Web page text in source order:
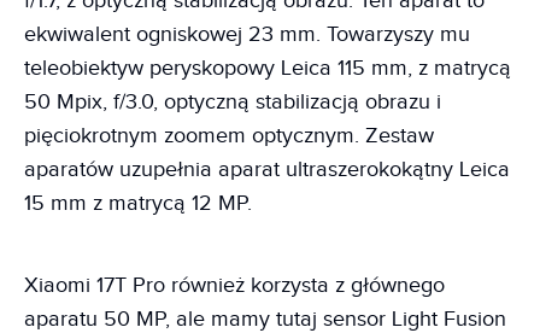
ekwiwalent ogniskowej 23 mm. Towarzyszy mu
teleobiektyw peryskopowy Leica 115 mm, z matrycą
50 Mpix, f/3.0, optyczną stabilizacją obrazu i
pięciokrotnym zoomem optycznym. Zestaw
aparatów uzupełnia aparat ultraszerokokątny Leica
15 mm z matrycą 12 MP.
Xiaomi 17T Pro również korzysta z głównego
aparatu 50 MP, ale mamy tutaj sensor Light Fusion